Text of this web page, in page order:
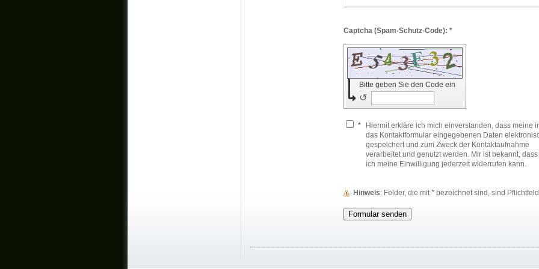
Captcha (Spam-Schutz-Code): *
Bitte geben Sie den Code ein
↺
*
Hiermit erkläre ich mich einverstanden, dass meine
das Kontaktformular eingegebenen Daten
gespeichert und zum Zweck der Kontaktaufnahme
verarbeitet und genutzt werden. Mir ist bekannt, dass
ich meine Einwilligung jederzeit widerrufen kann.
Hinweis : Felder, die mit * bezeichnet sind, sind